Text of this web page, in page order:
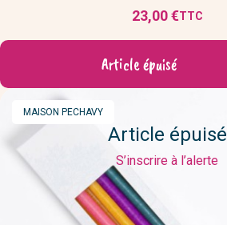
Prix
23,00 €TTC
Article épuisé
MARQUE
MAISON PECHAVY
Article épuisé
S’inscrire à l’alerte